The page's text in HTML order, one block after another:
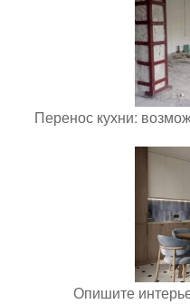
Перенос кухни:
Опишите